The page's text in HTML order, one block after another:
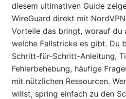
diesem ultimativen Guide
WireGuard direkt mit
Vorteile das bringt, worauf du
welche Fallstricke es gibt. Du
Schritt-für-Schritt-Anleitung,
Fehlerbehebung, häufige
mit nützlichen Ressourcen.
willst, spring einfach zu den